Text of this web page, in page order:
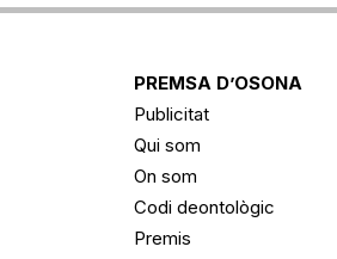
PREMSA D’OSONA
Publicitat
Qui som
On som
Codi deontològic
Premis